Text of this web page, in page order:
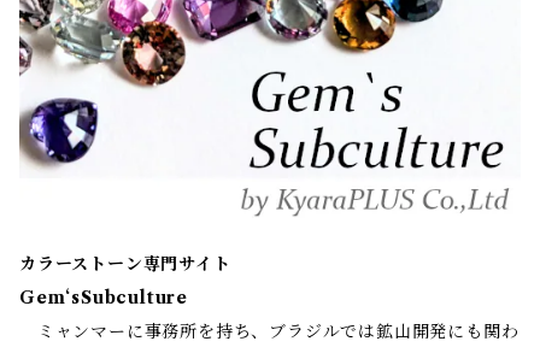
カラーストーン専門サイト
Gem‘sSubculture
ミャンマーに事務所を持ち、ブラジルでは鉱山開発にも関わ